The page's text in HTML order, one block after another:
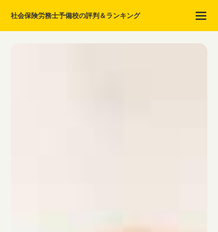
社会保険労務士予備校の評判＆ランキング